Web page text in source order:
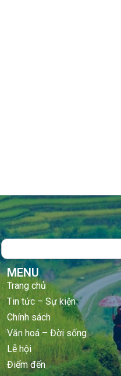
Search
MENU
Trang chủ
Tin tức – Sự kiện
Chính sách
Văn hoá – Đời sống
Lễ hội
Điểm đến